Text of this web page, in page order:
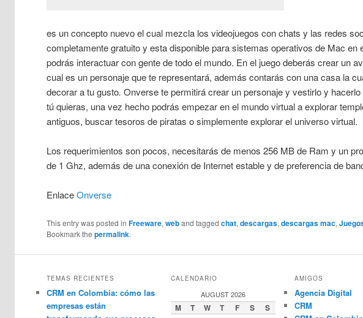
es un concepto nuevo el cual mezcla los videojuegos con chats y las redes
completamente gratuito y esta disponible para sistemas operativos de Mac en
podrás interactuar con gente de todo el mundo. En el juego deberás crear un
cual es un personaje que te representará, además contarás con una casa la
decorar a tu gusto.Onverse te permitirá crear un personaje y vestirlo y
tú quieras, una vez hecho podrás empezar en el mundo virtual a explorar
antiguos, buscar tesoros de piratas o simplemente explorar el universo virtual.
Los requerimientos son pocos, necesitarás de menos 256 MB de Ram y un
de 1 Ghz, además de una conexión de Internet estable y de preferencia de
EnlaceOnverse
This entry was posted inFreeware,weband taggedchat,descargas,descargas mac,
Bookmark thepermalink.
TEMAS RECIENTES
CRM en Colombia: cómo las
empresas están
CALENDARIO
AUGUST 2026
M T W T F S S
AMIGOS
Agencia Digital
CRM